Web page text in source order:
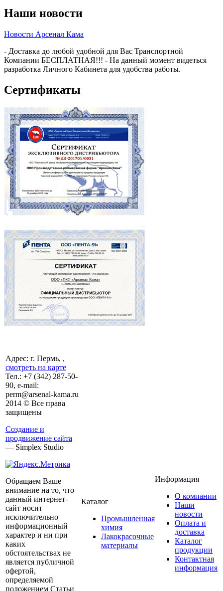
Наши новости
Новости Арсенал Кама
- Доставка до любой удобной для Вас Транспортной
Компании БЕСПЛАТНАЯ!!! - На данный момент видеться
разработка Личного Кабинета для удобства работы.
Сертификаты
Адрес: г. Пермь, ,
смотреть на карте
Тел.: +7 (342) 287-50-
90, e-mail:
perm@arsenal-kama.ru
2014 © Все права
защищены
Создание и
продвижение сайта
— Simplex Studio
Обращаем Ваше
внимание на то, что
данный интернет-
сайт носит
исключительно
информационный
характер и ни при
каких
обстоятельствах не
является публичной
офертой,
определяемой
положением Статьи
Каталог
Промышленная
химия
Лакокрасочные
материалы
Информация
О компании
Наши
новости
Оплата и
доставка
Каталог
продукции
Контактная
информация